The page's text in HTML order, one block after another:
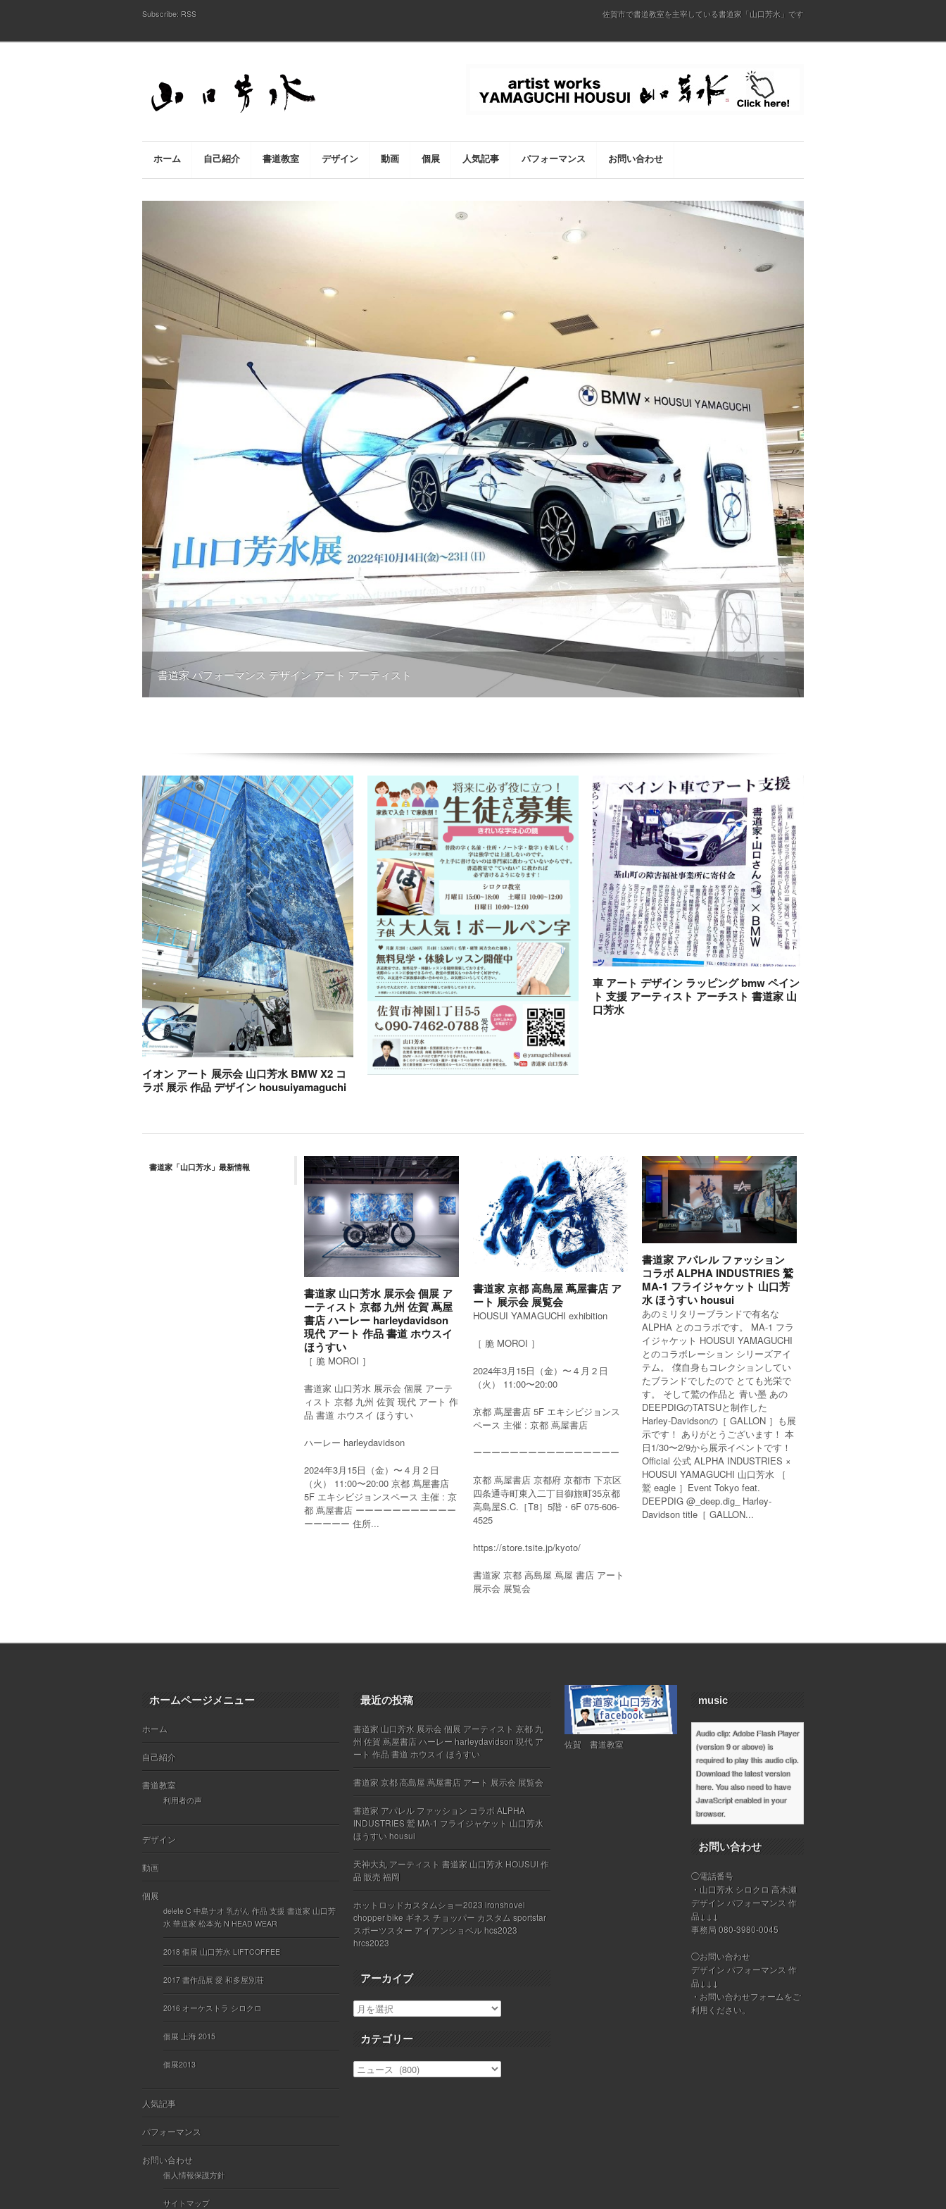
Subscribe: RSS 佐賀市で書道教室を主宰している書道家「山口芳水」です
ホーム 自己紹介 書道教室 デザイン 動画 個展 人気記事 パフォーマンス お問い合わせ
書道家 パフォーマンス デザイン アート アーティスト
イオン アート 展示会 山口芳水 BMW X2 コ
ラボ 展示 作品 デザイン housuiyamaguchi
車 アート デザイン ラッピング bmw ペイン
ト 支援 アーティスト アーチスト 書道家 山
口芳水
書道家「山口芳水」最新情報
書道家 山口芳水 展示会 個展 ア
ーティスト 京都 九州 佐賀 蔦屋
書店 ハーレー harleydavidson
現代 アート 作品 書道 ホウスイ
ほうすい
［ 脆 MOROI ］
書道家 山口芳水 展示会 個展 アーテ
ィスト 京都 九州 佐賀 現代 アート 作
品 書道 ホウスイ ほうすい
ハーレー harleydavidson
2024年3月15日（金）〜４月２日
（火） 11:00〜20:00 京都 蔦屋書店
5F エキシビジョンスペース 主催 : 京
都 蔦屋書店 ーーーーーーーーーーー
ーーーーー 住所...
書道家 京都 高島屋 蔦屋書店 ア
ート 展示会 展覧会
HOUSUI YAMAGUCHI exhibition
［ 脆 MOROI ］
2024年3月15日（金）〜４月２日
（火） 11:00〜20:00
京都 蔦屋書店 5F エキシビジョンス
ペース 主催 : 京都 蔦屋書店
ーーーーーーーーーーーーーーーー
京都 蔦屋書店 京都府 京都市 下京区
四条通寺町東入二丁目御旅町35京都
高島屋S.C.［T8］5階・6F 075-606-
4525
https://store.tsite.jp/kyoto/
書道家 京都 高島屋 蔦屋 書店 アート
展示会 展覧会
書道家 アパレル ファッション
コラボ ALPHA INDUSTRIES 鷲
MA-1 フライジャケット 山口芳
水 ほうすい housui
あのミリタリーブランドで有名な
ALPHA とのコラボです。 MA-1 フラ
イジャケット HOUSUI YAMAGUCHI
とのコラボレーション シリーズアイ
テム。 僕自身もコレクションしてい
たブランドでしたので とても光栄で
す。 そして鷲の作品と 青い墨 あの
DEEPDIGのTATSUと制作した
Harley-Davidsonの［ GALLON ］も展
示です！ ありがとうございます！ 本
日1/30〜2/9から展示イベントです！
Official 公式 ALPHA INDUSTRIES ×
HOUSUI YAMAGUCHI 山口芳水 ［
鷲 eagle ］Event Tokyo feat.
DEEPDIG @_deep.dig_ Harley-
Davidson title［ GALLON...
ホームページメニュー
ホーム
自己紹介
書道教室
利用者の声
デザイン
動画
個展
delete C 中島ナオ 乳がん 作品 支援 書道家 山口芳
水 華道家 松本光 N HEAD WEAR
2018 個展 山口芳水 LIFTCOFFEE
2017 書作品展 愛 和多屋別荘
2016 オーケストラ シロクロ
個展 上海 2015
個展2013
人気記事
パフォーマンス
お問い合わせ
個人情報保護方針
サイトマップ
最近の投稿
書道家 山口芳水 展示会 個展 アーティスト 京都 九
州 佐賀 蔦屋書店 ハーレー harleydavidson 現代 ア
ート 作品 書道 ホウスイ ほうすい
書道家 京都 高島屋 蔦屋書店 アート 展示会 展覧会
書道家 アパレル ファッション コラボ ALPHA
INDUSTRIES 鷲 MA-1 フライジャケット 山口芳水
ほうすい housui
天神大丸 アーティスト 書道家 山口芳水 HOUSUI 作
品 販売 福岡
ホットロッドカスタムショー2023 ironshovel
chopper bike ギネス チョッパー カスタム sportstar
スポーツスター アイアンショベル hcs2023
hrcs2023
アーカイブ
カテゴリー
佐賀 書道教室
music
Audio clip: Adobe Flash Player
(version 9 or above) is
required to play this audio clip.
Download the latest version
here. You also need to have
JavaScript enabled in your
browser.
お問い合わせ
◯電話番号
・山口芳水 シロクロ 高木瀬
デザイン パフォーマンス 作
品↓↓↓
事務局 080-3980-0045
◯お問い合わせ
デザイン パフォーマンス 作
品↓↓↓
・ お問い合わせフォームをご
利用ください。